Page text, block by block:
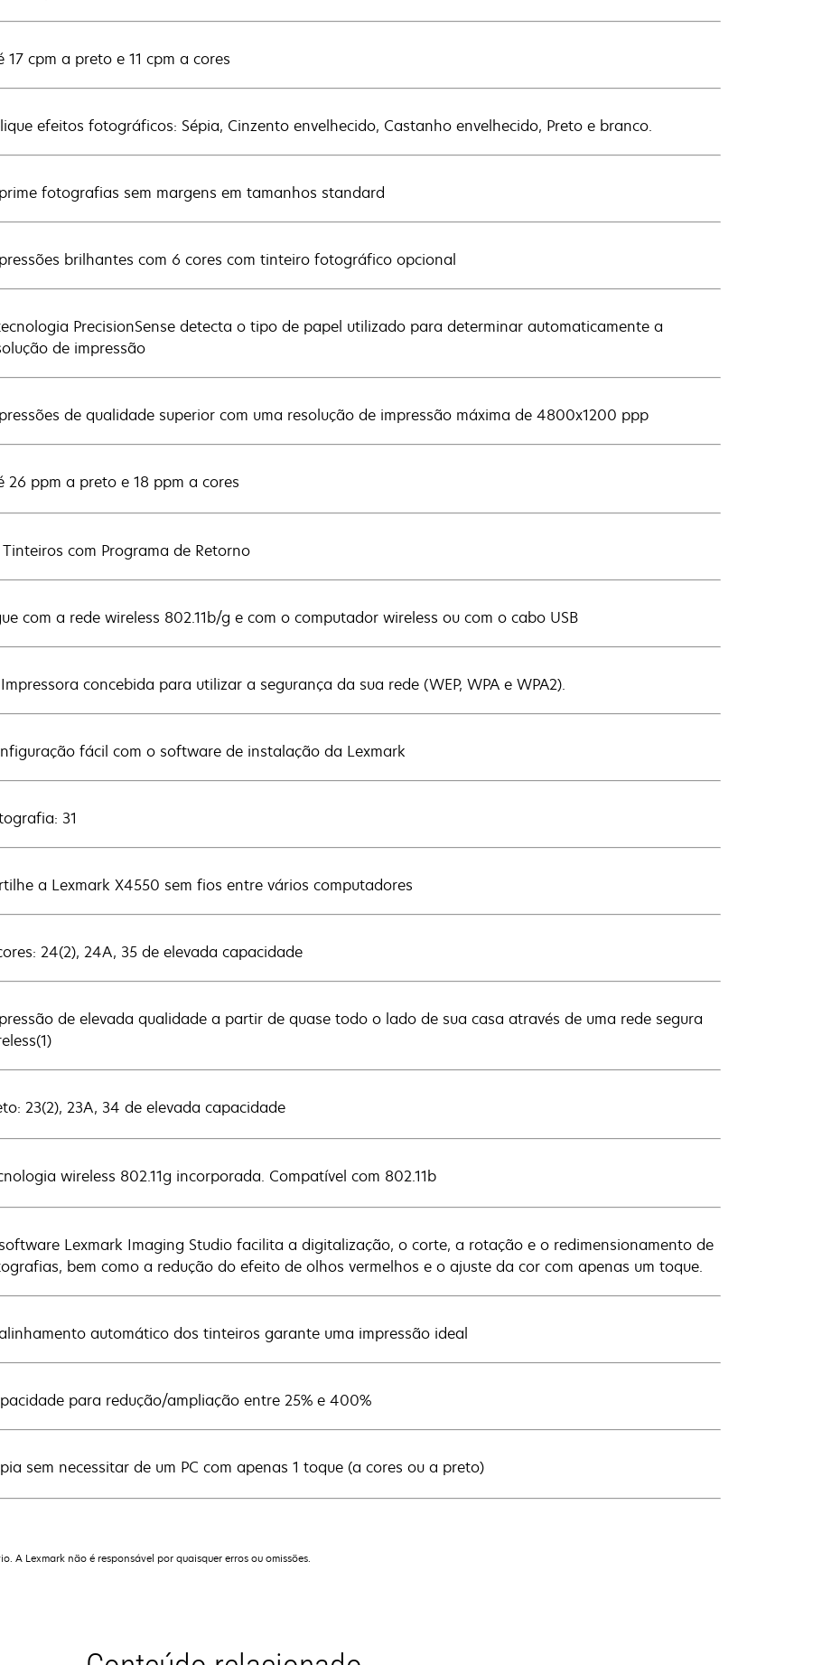
17 cpm a preto e 11 cpm a cores
efeitos fotográficos: Sépia, Cinzento envelhecido, Castanho envelhecido, Preto e branco.
fotografias sem margens em tamanhos standard
brilhantes com 6 cores com tinteiro fotográfico opcional
PrecisionSense detecta o tipo de papel utilizado para determinar automaticamente a
de impressão
de qualidade superior com uma resolução de impressão máxima de 4800x1200 ppp
26 ppm a preto e 18 ppm a cores
Tinteiros com Programa de Retorno
com a rede wireless 802.11b/g e com o computador wireless ou com o cabo USB
Impressora concebida para utilizar a segurança da sua rede (WEP, WPA e WPA2).
fácil com o software de instalação da Lexmark
31
a Lexmark X4550 sem fios entre vários computadores
24(2), 24A, 35 de elevada capacidade
de elevada qualidade a partir de quase todo o lado de sua casa através de uma rede segura
23(2), 23A, 34 de elevada capacidade
wireless 802.11g incorporada. Compatível com 802.11b
Lexmark Imaging Studio facilita a digitalização, o corte, a rotação e o redimensionamento de
bem como a redução do efeito de olhos vermelhos e o ajuste da cor com apenas um toque.
automático dos tinteiros garante uma impressão ideal
para redução/ampliação entre 25% e 400%
sem necessitar de um PC com apenas 1 toque (a cores ou a preto)
A Lexmark não é responsável por quaisquer erros ou omissões.